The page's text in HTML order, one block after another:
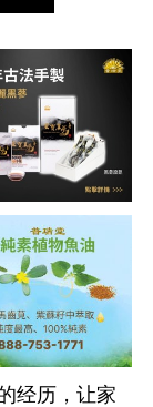
经历，让家